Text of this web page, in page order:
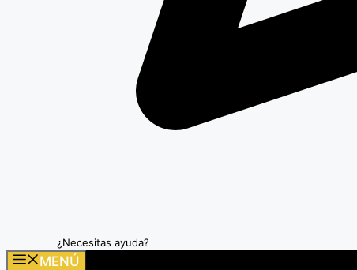
¿Necesitas ayuda?
MENÚ